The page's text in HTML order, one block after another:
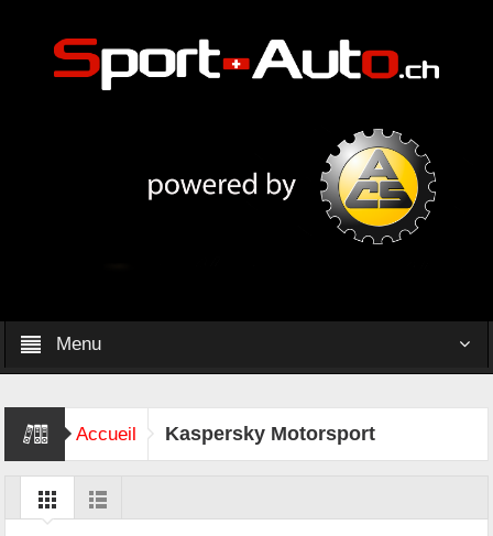
Menu
Accueil Kaspersky Motorsport